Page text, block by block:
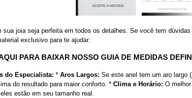
sua joia seja perfeita em todos os detalhes. Se você tem
exclusivo para te ajudar:
PARA BAIXAR NOSSO GUIA DE MEDIDAS
do Especialista: * Aros Largos: Se este anel tem um aro largo
do resultado para maior conforto. * Clima e Horário: O
estão em seu tamanho real.